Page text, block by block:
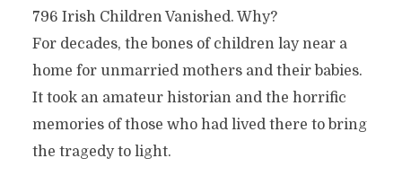
796 Irish Children Vanished. Why?
For decades, the bones of children lay near a
home for unmarried mothers and their babies.
It took an amateur historian and the horrific
memories of those who had lived there to bring
the tragedy to light.